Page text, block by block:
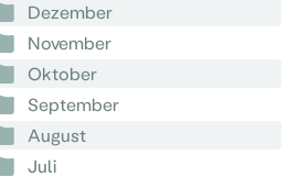
Dezember
November
Oktober
September
August
Juli